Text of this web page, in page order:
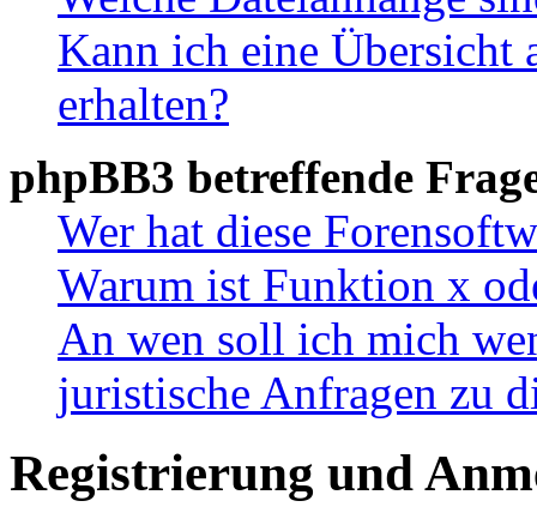
Kann ich eine Übersicht
erhalten?
phpBB3 betreffende
Wer hat diese
Warum ist Funktion x
An wen soll ich mich
juristische Anfragen zu
Registrierung und